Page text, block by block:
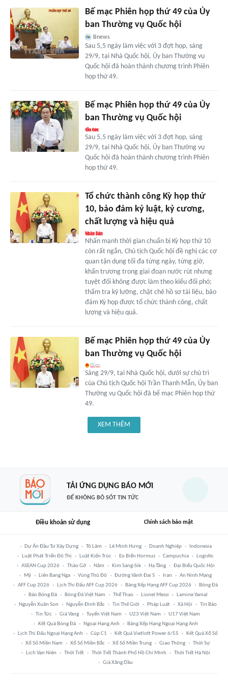
Bế mạc Phiên họp thứ 49 của Ủy
ban Thường vụ Quốc hội
Bnews
Sau 5,5 ngày làm việc với 3 đợt họp, sáng
29/9, tại Nhà Quốc hội, Ủy ban Thường vụ
Quốc hội đã hoàn thành chương trình Phiên
họp thứ 49.
Bế mạc Phiên họp thứ 49 của Ủy
ban Thường vụ Quốc hội
Sau 5,5 ngày làm việc với 3 đợt họp, sáng
29/9, tại Nhà Quốc hội, Ủy ban Thường vụ
Quốc hội đã hoàn thành chương trình Phiên
họp thứ 49.
Tổ chức thành công Kỳ họp thứ
10, bảo đảm kỷ luật, kỷ cương,
chất lượng và hiệu quả
Nhấn mạnh thời gian chuẩn bị Kỳ họp thứ 10
còn rất ngắn, Chủ tịch Quốc hội đề nghị các cơ
quan tận dụng tối đa từng ngày, từng giờ,
khẩn trương trong giai đoạn nước rút nhưng
tuyệt đối không được làm theo kiểu đối phó;
thẩm tra kỹ lưỡng, chặt chẽ hồ sơ tài liệu, bảo
đảm Kỳ họp được tổ chức thành công, chất
lượng và hiệu quả.
Bế mạc Phiên họp thứ 49 của Ủy
ban Thường vụ Quốc hội
Sáng 29/9, tại Nhà Quốc hội, dưới sự chủ trì
của Chủ tịch Quốc hội Trần Thanh Mẫn, Ủy ban
Thường vụ Quốc hội đã bế mạc Phiên họp thứ
49.
XEM THÊM
TẢI ỨNG DỤNG BÁO MỚI
ĐỂ KHÔNG BỎ SÓT TIN TỨC
Điều khoản sử dụng Chính sách bảo mật
Dự Án Đầu Tư Xây Dựng Tô Lâm Lê Minh Hưng Doanh Nghiệp
Indonesia
Luật Phát Triển Đô Thị
Luật Kiến Trúc Eo Biển Hormuz Campuchia
Logistic
ASEAN Cup 2026
Tháo Gỡ Năm Kim Sang-Sik Hạ Tầng
Đại Biểu Quốc Hội
Mỹ
Liên Bang Nga Vùng Thủ Đô Đường Vành Đai 5 Iran
An Ninh Mạng
AFF Cup 2026
Lịch Thi Đấu AFF Cup 2026 Bảng Xếp Hạng AFF Cup 2026
Bóng Đá
Báo Bóng Đá
Bóng Đá Việt Nam Thể Thao Lionel Messi
Lamine Yamal
Nguyễn Xuân Son
Nguyễn Đình Bắc Tin Thế Giới Pháp Luật Xã Hội
Tin Bão
Tin Tức
Giá Vàng Tuyển Việt Nam U23 Việt Nam
U17 Việt Nam
Kết Quả Bóng Đá
Ngoại Hạng Anh
Bảng Xếp Hạng Ngoại Hạng Anh
Lịch Thi Đấu Ngoại Hạng Anh
Cúp C1 Kết Quả Vietlott Power 6/55
Kết Quả Xổ Số
Xổ Số Miền Nam
Xổ Số Miền Bắc Xổ Số Miền Trung Giao Thông
Thời Sự
Lịch Vạn Niên
Thời Tiết Thời Tiết Thành Phố Hồ Chí Minh
Thời Tiết Hà Nội
Giá Xăng Dầu